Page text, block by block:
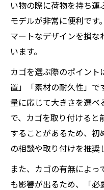
い物の際に荷物を持ち運
モデルが非常に便利です
マートなデザインを損な
います。
カゴを選ぶ際のポイン
置」「素材の耐久性」で
量に応じて大きさを選べ
で、カゴを取り付けると
することがあるため、初
の相談や取り付けを推奨
また、カゴの有無によっ
も影響が出るため、「必